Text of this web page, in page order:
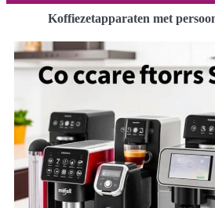
Koffiezetapparaten met